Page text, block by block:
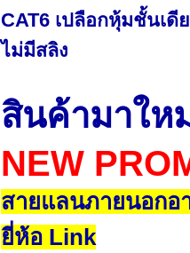
CAT6 เปลือกหุ้มชั้นเ
ไม่มีสลิง
สินค้ามาให
NEW
สายแลนภายนอกอ
ยี่ห้อ Link